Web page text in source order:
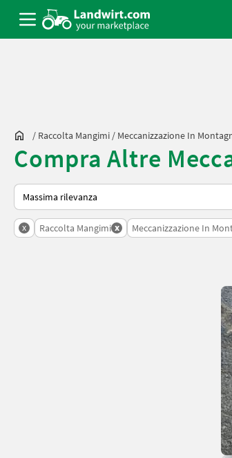
/ Raccolta Mangimi / Meccanizzazione In
Compra Altre
Ecco come viene ordinato su Landwirt.com
x Raccolta Mangimi x Meccanizzazione In